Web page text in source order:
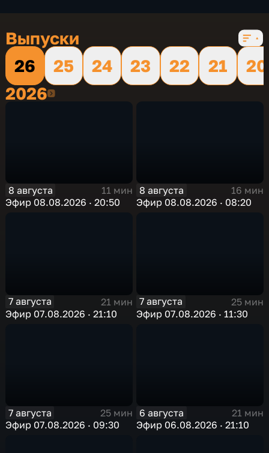
Выпуски
26
25 24 23 22 21
20
20262026
8 августа
11 мин
Эфир 08.08.2026 · 20:50
8 августа
16 мин
Эфир 08.08.2026 · 08:20
7 августа
21 мин
Эфир 07.08.2026 · 21:10
7 августа
25 мин
Эфир 07.08.2026 · 11:30
7 августа
25 мин
Эфир 07.08.2026 · 09:30
6 августа
21 мин
Эфир 06.08.2026 · 21:10